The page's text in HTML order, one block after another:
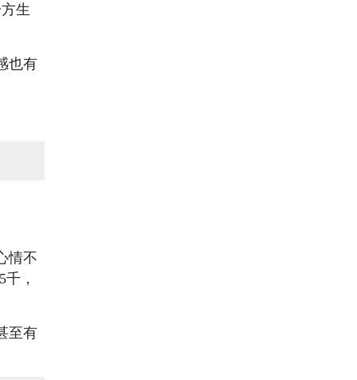
生
也有
情不
，
至有